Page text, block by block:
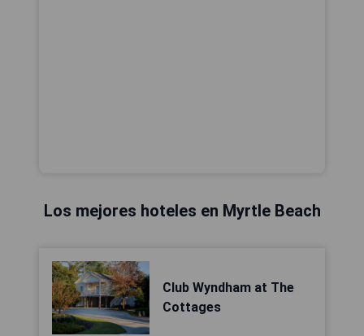
Los mejores hoteles en Myrtle Beach
Club Wyndham at The
Cottages